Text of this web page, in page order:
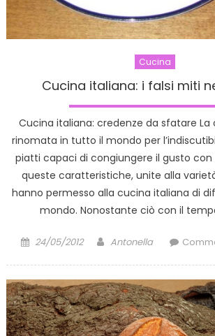
Cucina
Cucina italiana: i falsi miti
Cucina italiana: credenze da sfatare La
rinomata in tutto il mondo per
piatti capaci di congiungere il gusto con
queste caratteristiche, unite alla
hanno permesso alla cucina italiana di
mondo. Nonostante ciò con il
Posted
24/05/2012 Author
Antonella